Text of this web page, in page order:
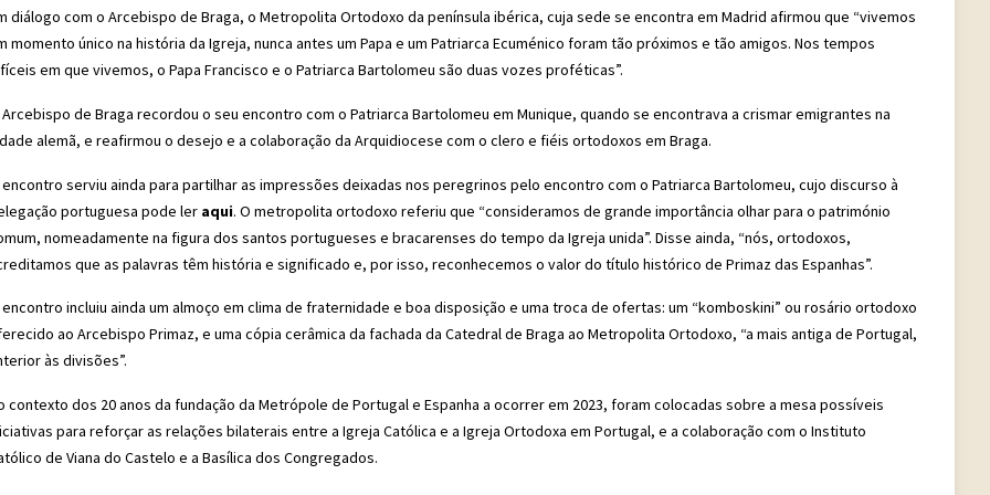
diálogo com o Arcebispo de Braga, o Metropolita Ortodoxo da península ibérica, cuja sede se encontra em Madrid afirmou que “vivemos
momento único na história da Igreja, nunca antes um Papa e um Patriarca Ecuménico foram tão próximos e tão amigos. Nos tempos
em que vivemos, o Papa Francisco e o Patriarca Bartolomeu são duas vozes proféticas”.
Arcebispo de Braga recordou o seu encontro com o Patriarca Bartolomeu em Munique, quando se encontrava a crismar emigrantes na
alemã, e reafirmou o desejo e a colaboração da Arquidiocese com o clero e fiéis ortodoxos em Braga.
encontro serviu ainda para partilhar as impressões deixadas nos peregrinos pelo encontro com o Patriarca Bartolomeu, cujo discurso à
portuguesa pode ler aqui. O metropolita ortodoxo referiu que “consideramos de grande importância olhar para o património
nomeadamente na figura dos santos portugueses e bracarenses do tempo da Igreja unida”. Disse ainda, “nós, ortodoxos,
que as palavras têm história e significado e, por isso, reconhecemos o valor do título histórico de Primaz das Espanhas”.
encontro incluiu ainda um almoço em clima de fraternidade e boa disposição e uma troca de ofertas: um “komboskini” ou rosário ortodoxo
ao Arcebispo Primaz, e uma cópia cerâmica da fachada da Catedral de Braga ao Metropolita Ortodoxo, “a mais antiga de Portugal,
às divisões”.
contexto dos 20 anos da fundação da Metrópole de Portugal e Espanha a ocorrer em 2023, foram colocadas sobre a mesa possíveis
para reforçar as relações bilaterais entre a Igreja Católica e a Igreja Ortodoxa em Portugal, e a colaboração com o Instituto
de Viana do Castelo e a Basílica dos Congregados.